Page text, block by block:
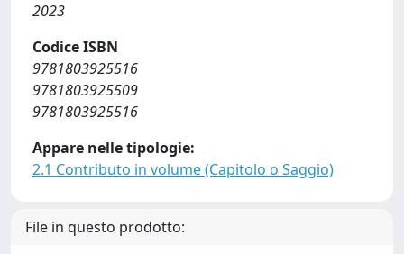
2023
Codice ISBN
9781803925516
9781803925509
9781803925516
Appare nelle tipologie:
2.1 Contributo in volume (Capitolo o Saggio)
File in questo prodotto: